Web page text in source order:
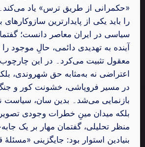
«حکمرانی از طریق ترس» یاد
را باید یکی از پایدارترین سازوکارهای
سیاسی در ایران معاصر دانست؛
آینده به تهدیدی دائمی، حالِ موجود را
معقول تثبیت می‌کرد۔ در این
اعتراضی نه به‌مثابه حق شهروندی،
در مسیر فروپاشی، خشونت کور و
بازنمایی می‌شد۔ بدین ‌سان، سیاست
بلکه میدان مینِ خطرات وجودی
منظر تحلیلی، گفتمان مهار بر یک
بنیادین استوار بود: جایگزینی